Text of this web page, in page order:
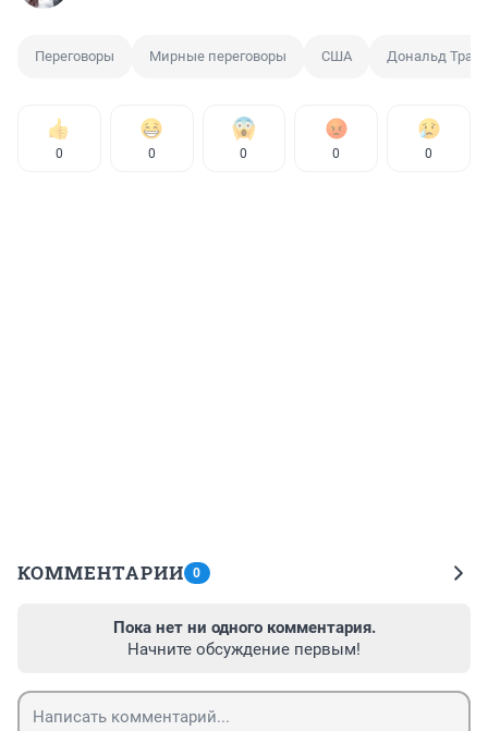
Переговоры Мирные переговоры США Дональд
0 0 0 0 0
КОММЕНТАРИИ 0
Пока нет ни одного комментария.
Начните обсуждение первым!